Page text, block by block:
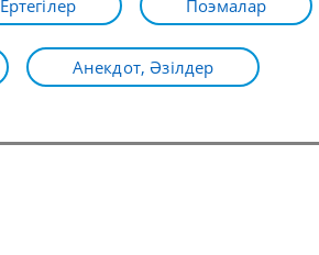
Ертегілер Поэмалар
Анекдот, Әзілдер